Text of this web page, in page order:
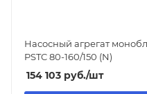
Насосный агрегат
PSTC 80-160/150 (N)
154 103 руб./шт